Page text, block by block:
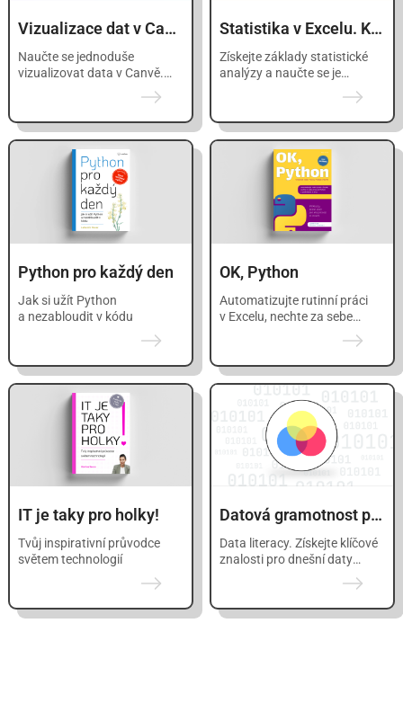
Vizualizace dat v Canvě
Naučte se jednoduše
vizualizovat data v Canvě.
Tento mikro kurz vás provede
základy tvorby přehledných
grafů.
Statistika v Excelu. Krok za krokem.
Získejte základy statistické
analýzy a naučte se je
provádět s pomocí Excelu.
Python pro každý den
Jak si užít Python
a nezabloudit v kódu
OK, Python
Automatizujte rutinní práci
v Excelu, nechte za sebe
IT je taky pro holky!
Tvůj inspirativní průvodce
světem technologií
Datová gramotnost pro každého
Data literacy. Získejte klíčové
znalosti pro dnešní daty